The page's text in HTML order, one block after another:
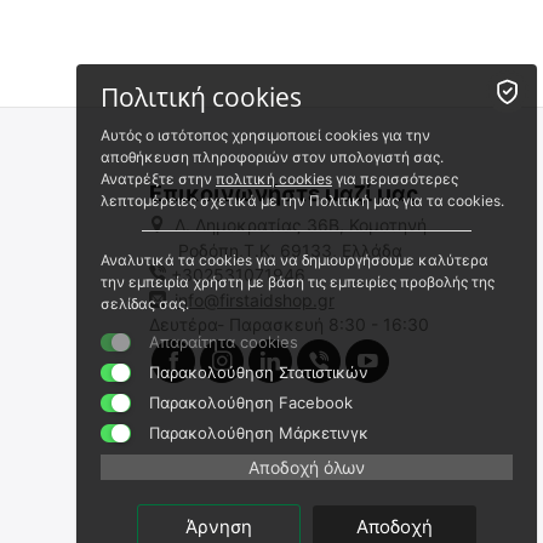
ΘΕΡΜΙΚΗ ΑΠΕΙΚΟΝΙΣΗ
PULSAR TELOS XP50
Άμεσα διαθέσιμο
Αποστολή σε 1 έως 3
εργάσιμες
2,690.01
2,169.36(χωρίς ΦΠΑ)
ΘΕΡΜΙΚΗ ΑΠΕΙΚΟΝΙΣΗ
PULSAR Scope/Front
Attachment KRYPTON 2 XG50
9100080487
Άμεσα διαθέσιμο
Αποστολή σε 1 έως 3
εργάσιμες
€2,950.00
€2,379.03(χωρίς ΦΠΑ)
Επικοινωνήστε μαζί μας
Λ. Δημοκρατίας 36Β, Κομοτηνή
Ροδόπη,Τ.Κ. 69133, Ελλάδα
+302531071946
info@firstaidshop.gr
Δευτέρα- Παρασκευή 8:30 - 16:30
Πολιτική cookies
Αυτός ο ιστότοπος χρησιμοποιεί cookies για την
αποθήκευση πληροφοριών στον υπολογιστή σας.
Ανατρέξτε στην πολιτική cookies για περισσότερες
λεπτομέρειες σχετικά με την Πολιτική μας για τα cookies.
Αναλυτικά τα cookies για να δημιουργήσουμε καλύτερα
την εμπειρία χρήστη με βάση τις εμπειρίες προβολής της
σελίδας σας.
Απαραίτητα cookies
Παρακολούθηση Στατιστικών
Παρακολούθηση Facebook
Παρακολούθηση Μάρκετινγκ
Αποδοχή όλων
Άρνηση Αποδοχή